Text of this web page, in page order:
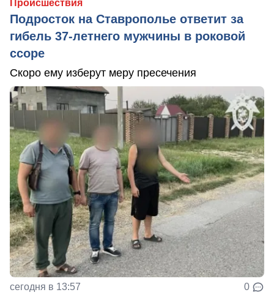
Происшествия
Подросток на Ставрополье ответит за
гибель 37-летнего мужчины в роковой
ссоре
Скоро ему изберут меру пресечения
сегодня в 13:57 0